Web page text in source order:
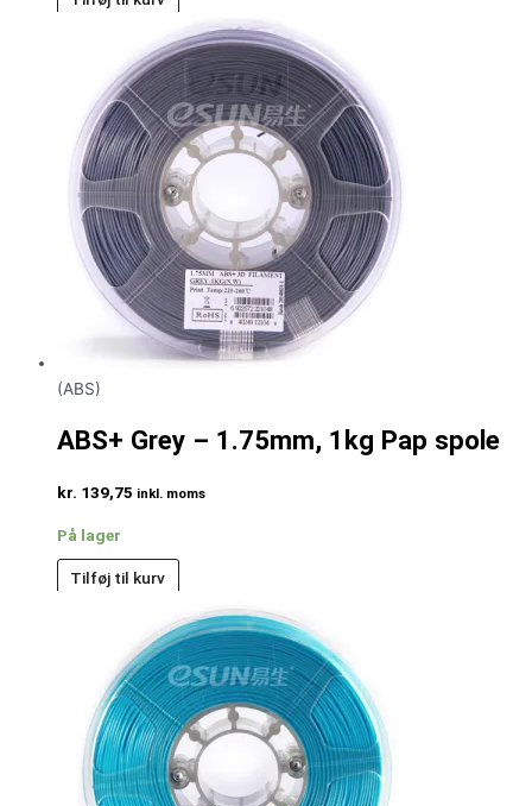
(ABS)
ABS+ Grey – 1.75mm, 1kg Pap spole
kr. 139,75 inkl. moms
På lager
Tilføj til kurv